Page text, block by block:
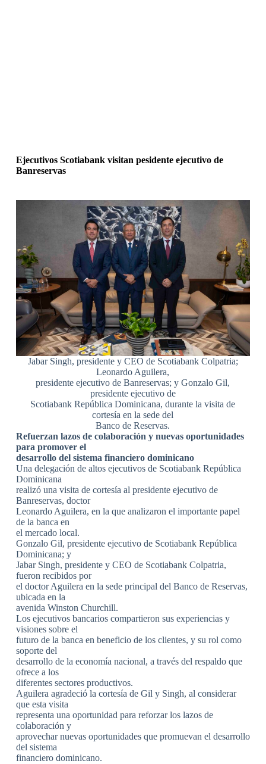
Ejecutivos Scotiabank visitan pesidente ejecutivo de
Banreservas
Jabar Singh, presidente y CEO de Scotiabank Colpatria;
Leonardo Aguilera,
presidente ejecutivo de Banreservas; y Gonzalo Gil,
presidente ejecutivo de
Scotiabank República Dominicana, durante la visita de
cortesía en la sede del
Banco de Reservas.
Refuerzan lazos de colaboración y nuevas oportunidades
para promover el
desarrollo del sistema financiero dominicano
Una delegación de altos ejecutivos de Scotiabank República
Dominicana
realizó una visita de cortesía al presidente ejecutivo de
Banreservas, doctor
Leonardo Aguilera, en la que analizaron el importante papel
de la banca en
el mercado local.
Gonzalo Gil, presidente ejecutivo de Scotiabank República
Dominicana; y
Jabar Singh, presidente y CEO de Scotiabank Colpatria,
fueron recibidos por
el doctor Aguilera en la sede principal del Banco de Reservas,
ubicada en la
avenida Winston Churchill.
Los ejecutivos bancarios compartieron sus experiencias y
visiones sobre el
futuro de la banca en beneficio de los clientes, y su rol como
soporte del
desarrollo de la economía nacional, a través del respaldo que
ofrece a los
diferentes sectores productivos.
Aguilera agradeció la cortesía de Gil y Singh, al considerar
que esta visita
representa una oportunidad para reforzar los lazos de
colaboración y
aprovechar nuevas oportunidades que promuevan el desarrollo
del sistema
financiero dominicano.